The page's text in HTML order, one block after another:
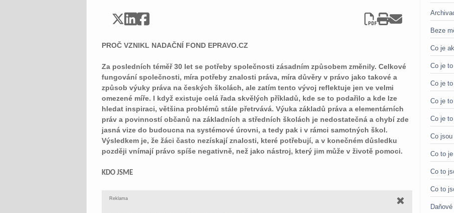
PROČ VZNIKL NADAČNÍ FOND EPRAVO.CZ
Za posledních téměř 30 let se potřeby společnosti zásadním způsobem změnily. Celkové
fungování společnosti, míra potřeby znalosti práva, míra důvěry v právo jako takové a
způsob výuky práva na českých školách, ale zatím tento vývoj reflektuje jen ve velmi
omezené míře. I když existuje celá řada skvělých příkladů, kde se to podařilo a kde lze
hledat inspiraci, většina problémů stále přetrvává. Výuka základů práva a elementárních
práv a povinností občanů na základních a středních školách je nedostatečná a chybí zde
jasná vize do budoucna na systémové úrovni, a tedy pak i v rámci samotných škol.
Výsledkem je, že žáci často nezískají znalosti, které potřebují, a v konečném důsledku
později vnímají právo spíše negativně, než jako nástroj, který jim může v životě pomoci.
KDO JSME
Reklama
Beze
Co je
Co je
Co je
Co je
Co je
Co
Co to
Co to
Co to